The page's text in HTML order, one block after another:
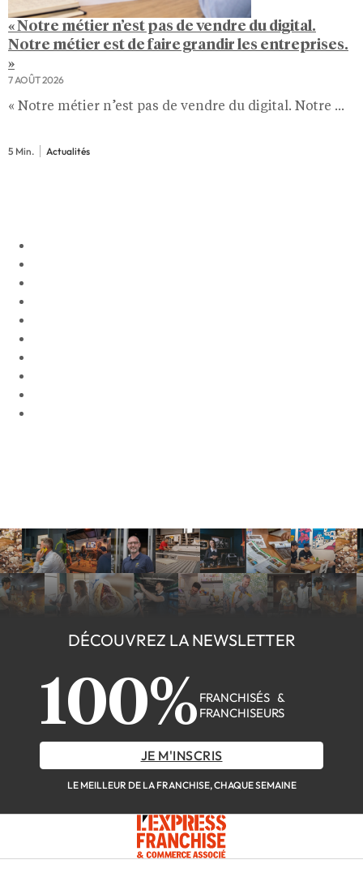
« Notre métier n’est pas de vendre du digital.
Notre métier est de faire grandir les entreprises.
»
7 AOÛT 2026
« Notre métier n’est pas de vendre du digital. Notre ...
5 Min. Actualités
DÉCOUVREZ LA NEWSLETTER
100% FRANCHISÉS &
FRANCHISEURS
JE M'INSCRIS
LE MEILLEUR DE LA FRANCHISE, CHAQUE SEMAINE